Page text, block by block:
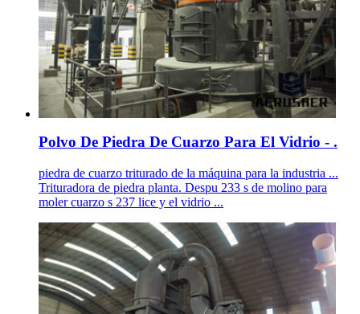
Polvo De Piedra De Cuarzo Para El Vidrio - .
piedra de cuarzo triturado de la máquina para la industria ...
Trituradora de piedra planta. Despu 233 s de molino para
moler cuarzo s 237 lice y el vidrio ...